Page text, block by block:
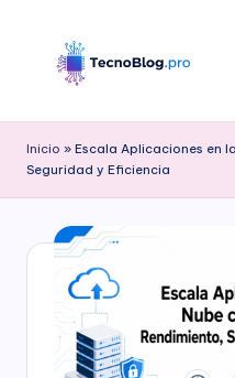
l
o
d
Inicio » Escala Aplicaciones en
Seguridad y Eficiencia